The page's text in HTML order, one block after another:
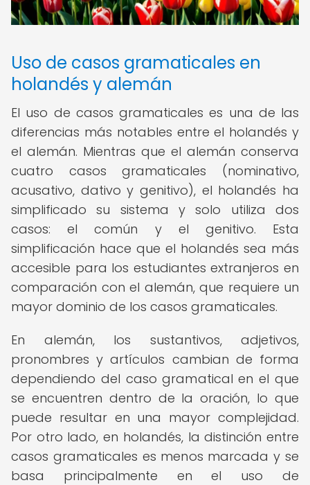
Uso de casos gramaticales en
holandés y alemán
El uso de casos gramaticales es una de las
diferencias más notables entre el holandés y
el alemán. Mientras que el alemán conserva
cuatro casos gramaticales (nominativo,
acusativo, dativo y genitivo), el holandés ha
simplificado su sistema y solo utiliza dos
casos: el común y el genitivo. Esta
simplificación hace que el holandés sea más
accesible para los estudiantes extranjeros en
comparación con el alemán, que requiere un
mayor dominio de los casos gramaticales.
En alemán, los sustantivos, adjetivos,
pronombres y artículos cambian de forma
dependiendo del caso gramatical en el que
se encuentren dentro de la oración, lo que
puede resultar en una mayor complejidad.
Por otro lado, en holandés, la distinción entre
casos gramaticales es menos marcada y se
basa principalmente en el uso de